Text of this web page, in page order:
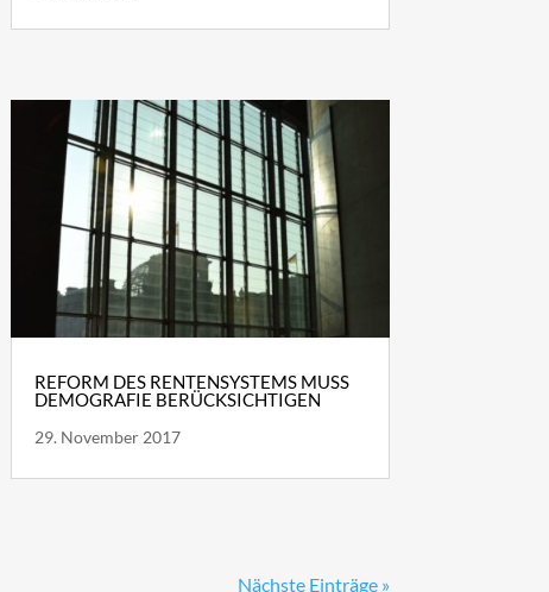
REFORM DES RENTENSYSTEMS MUSS
DEMOGRAFIE BERÜCKSICHTIGEN
29. November 2017
Nächste Einträge »